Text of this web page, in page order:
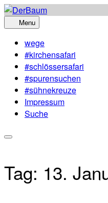
Skip
to
Menu
wege
#kirchensafari
#schlössersafari
#spurensuchen
#sühnekreuze
Impressum
Suche
Tag: 13.